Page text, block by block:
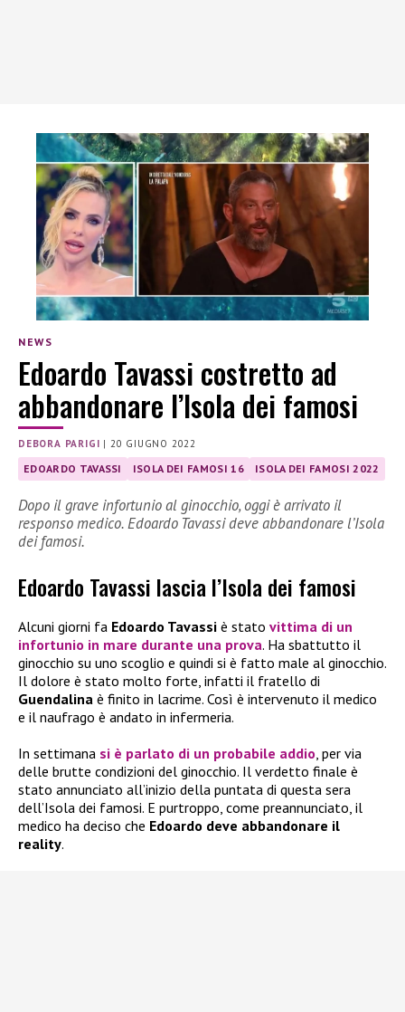
NEWS
Edoardo Tavassi costretto ad
abbandonare l’Isola dei famosi
DEBORA PARIGI | 20 GIUGNO 2022
EDOARDO TAVASSI ISOLA DEI FAMOSI 16 ISOLA DEI FAMOSI 2022
Dopo il grave infortunio al ginocchio, oggi è arrivato il
responso medico. Edoardo Tavassi deve abbandonare l’Isola
dei famosi.
Edoardo Tavassi lascia l’Isola dei famosi
Alcuni giorni fa Edoardo Tavassi è stato vittima di un
infortunio in mare durante una prova. Ha sbattutto il
ginocchio su uno scoglio e quindi si è fatto male al ginocchio.
Il dolore è stato molto forte, infatti il fratello di
Guendalina è finito in lacrime. Così è intervenuto il medico
e il naufrago è andato in infermeria.
In settimana si è parlato di un probabile addio, per via
delle brutte condizioni del ginocchio. Il verdetto finale è
stato annunciato all’inizio della puntata di questa sera
dell’Isola dei famosi. E purtroppo, come preannunciato, il
medico ha deciso che Edoardo deve abbandonare il
reality.